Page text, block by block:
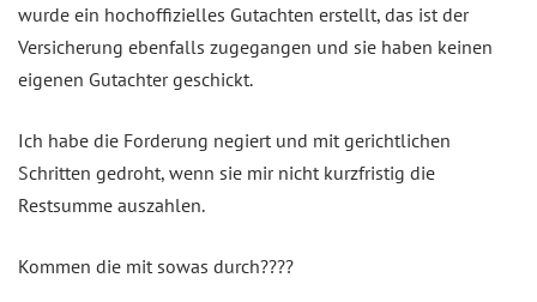
wurde ein hochoffizielles Gutachten erstellt, das ist der
Versicherung ebenfalls zugegangen und sie haben keinen
eigenen Gutachter geschickt.
Ich habe die Forderung negiert und mit gerichtlichen
Schritten gedroht, wenn sie mir nicht kurzfristig die
Restsumme auszahlen.
Kommen die mit sowas durch????